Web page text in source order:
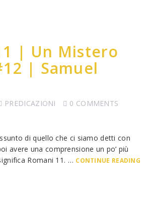
| Un Mistero
| Samuel
PREDICAZIONI
0 COMMENTS
di quello che ci siamo detti con
avere una comprensione un po’ più
Romani 11. … CONTINUE READING